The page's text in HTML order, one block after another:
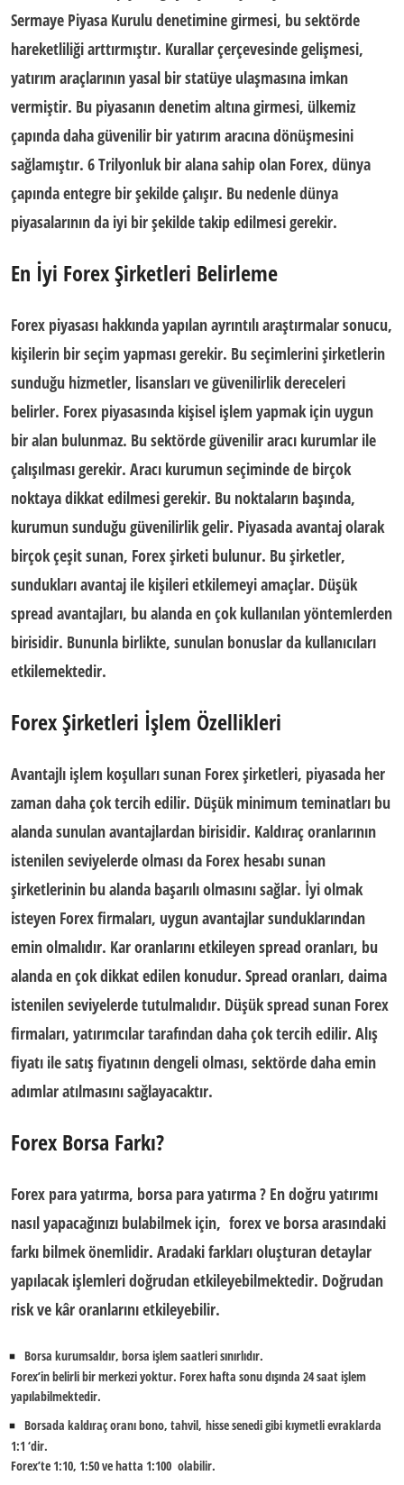
Sermaye Piyasa Kurulu denetimine girmesi, bu sektörde
hareketliliği arttırmıştır. Kurallar çerçevesinde gelişmesi,
yatırım araçlarının yasal bir statüye ulaşmasına imkan
vermiştir. Bu piyasanın denetim altına girmesi, ülkemiz
çapında daha güvenilir bir yatırım aracına dönüşmesini
sağlamıştır. 6 Trilyonluk bir alana sahip olan Forex, dünya
çapında entegre bir şekilde çalışır. Bu nedenle dünya
piyasalarının da iyi bir şekilde takip edilmesi gerekir.
En İyi Forex Şirketleri Belirleme
Forex piyasası hakkında yapılan ayrıntılı araştırmalar sonucu,
kişilerin bir seçim yapması gerekir. Bu seçimlerini şirketlerin
sunduğu hizmetler, lisansları ve güvenilirlik dereceleri
belirler. Forex piyasasında kişisel işlem yapmak için uygun
bir alan bulunmaz. Bu sektörde güvenilir aracı kurumlar ile
çalışılması gerekir. Aracı kurumun seçiminde de birçok
noktaya dikkat edilmesi gerekir. Bu noktaların başında,
kurumun sunduğu güvenilirlik gelir. Piyasada avantaj olarak
birçok çeşit sunan, Forex şirketi bulunur. Bu şirketler,
sundukları avantaj ile kişileri etkilemeyi amaçlar. Düşük
spread avantajları, bu alanda en çok kullanılan yöntemlerden
birisidir. Bununla birlikte, sunulan bonuslarda kullanıcıları
etkilemektedir.
Forex Şirketleri İşlem Özellikleri
Avantajlı işlem koşullarısunan Forex şirketleri, piyasada her
zaman daha çok tercih edilir. Düşük minimum teminatları bu
alanda sunulan avantajlardan birisidir. Kaldıraç oranlarının
istenilen seviyelerde olması da Forex hesabısunan
şirketlerinin bu alanda başarılı olmasını sağlar. İyi olmak
isteyen Forex firmaları, uygun avantajlar sunduklarından
emin olmalıdır. Kar oranlarını etkileyen spread oranları, bu
alanda en çok dikkat edilen konudur. Spread oranları, daima
istenilen seviyelerde tutulmalıdır. Düşük spread sunan Forex
firmaları, yatırımcılar tarafından daha çok tercih edilir. Alış
fiyatı ile satış fiyatının dengeli olması, sektörde daha emin
adımlar atılmasını sağlayacaktır.
Forex Borsa Farkı?
Forex para yatırma, borsa para yatırma ? En doğru yatırımı
nasıl yapacağınızı bulabilmek için, forex ve borsa arasındaki
farkı bilmek önemlidir. Aradaki farkları oluşturan detaylar
yapılacak işlemleri doğrudan etkileyebilmektedir. Doğrudan
risk ve kâr oranlarını etkileyebilir.
Borsa kurumsaldır, borsa işlem saatleri sınırlıdır.
Forex’in belirli bir merkezi yoktur. Forex hafta sonu dışında 24 saat işlem
yapılabilmektedir.
Borsada kaldıraç oranı bono, tahvil, hisse senedi gibi kıymetli evraklarda
1:1 ‘dir.
Forex’te 1:10, 1:50 ve hatta 1:100 olabilir.